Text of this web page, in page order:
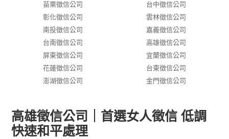
苗栗徵信公司
台中徵信公司
彰化徵信公司
雲林徵信公司
南投徵信公司
嘉義徵信公司
台南徵信公司
高雄徵信公司
屏東徵信公司
宜蘭徵信公司
花蓮徵信公司
台東徵信公司
澎湖徵信公司
金門徵信公司
高雄徵信公司｜首選女人徵信 低調
快速和平處理